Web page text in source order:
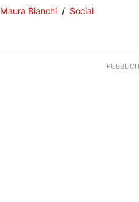
Maura Bianchi Social